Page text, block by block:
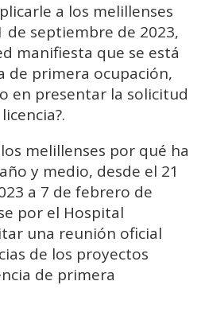
a los melillenses
de septiembre de 2023,
manifiesta que se está
de primera ocupación,
en presentar la solicitud
melillenses por qué ha
y medio, desde el 21
a 7 de febrero de
por el Hospital
una reunión oficial
de los proyectos
de primera